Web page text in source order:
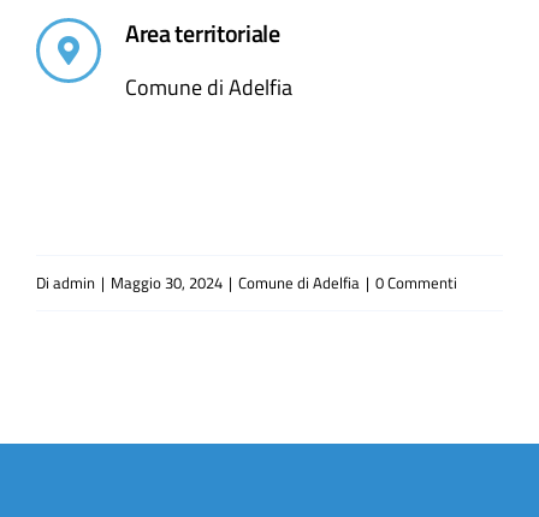
Area territoriale
Comune di Adelfia
Di admin | Maggio 30, 2024 | Comune di Adelfia | 0 Commenti